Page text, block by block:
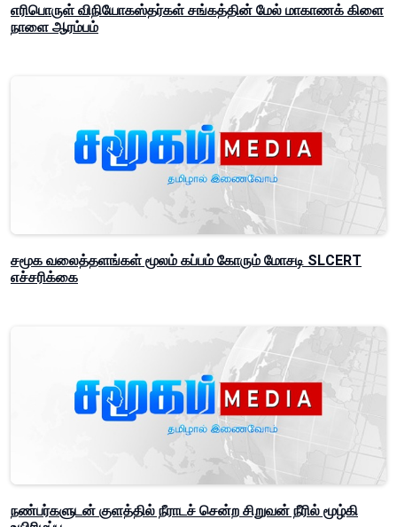
எரிபொருள் விநியோகஸ்தர்கள் சங்கத்தின் மேல் மாகாணக் கிளை
நாளை ஆரம்பம்
சமூக வலைத்தளங்கள் மூலம் கப்பம் கோரும் மோசடி SLCERT
எச்சரிக்கை
நண்பர்களுடன் குளத்தில் நீராடச் சென்ற சிறுவன் நீரில் மூழ்கி